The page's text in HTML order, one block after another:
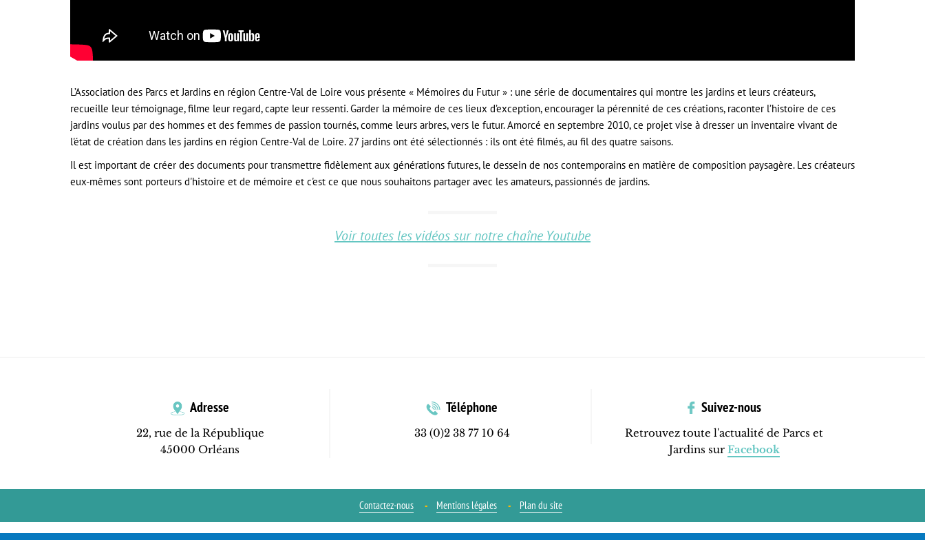
L’Association des Parcs et Jardins en région Centre-Val de Loire vous présente « Mémoires du Futur » : une série de documentaires qui montre les jardins et leurs créateurs,
recueille leur témoignage, filme leur regard, capte leur ressenti. Garder la mémoire de ces lieux d’exception, encourager la pérennité de ces créations, raconter l’histoire de ces
jardins voulus par des hommes et des femmes de passion tournés, comme leurs arbres, vers le futur. Amorcé en septembre 2010, ce projet vise à dresser un inventaire vivant de
l'état de création dans les jardins en région Centre-Val de Loire. 27 jardins ont été sélectionnés : ils ont été filmés, au fil des quatre saisons.
Il est important de créer des documents pour transmettre fidèlement aux générations futures, le dessein de nos contemporains en matière de composition paysagère. Les créateurs
eux-mêmes sont porteurs d'histoire et de mémoire et c'est ce que nous souhaitons partager avec les amateurs, passionnés de jardins.
Voir toutes les vidéos sur notre chaîne Youtube
Adresse
22, rue de la République
45000 Orléans
Téléphone
33 (0)2 38 77 10 64
Suivez-nous
Retrouvez toute l'actualité de Parcs et
Jardins sur Facebook
Contactez-nous Mentions légales Plan du site